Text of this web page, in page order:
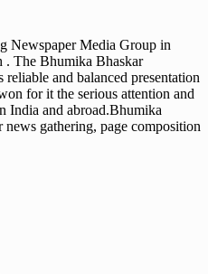
Newspaper Media Group in
. The Bhumika Bhaskar
and balanced presentation
for it the serious attention and
India and abroad.Bhumika
gathering, page composition